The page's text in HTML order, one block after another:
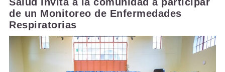
de un Monitoreo de Enfermedades
Respiratorias